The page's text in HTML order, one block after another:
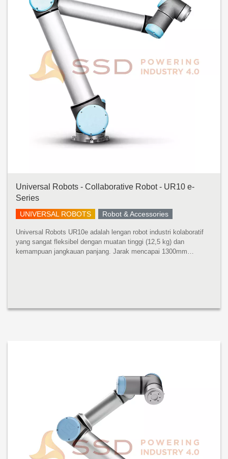
Universal Robots - Collaborative Robot - UR10 e-
Series
UNIVERSAL ROBOTS Robot & Accessories
Universal Robots UR10e adalah lengan robot industri kolaboratif
yang sangat fleksibel dengan muatan tinggi (12,5 kg) dan
kemampuan jangkauan panjang. Jarak mencapai 1300mm